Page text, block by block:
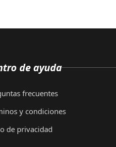
de ayuda
frecuentes
y condiciones
de privacidad